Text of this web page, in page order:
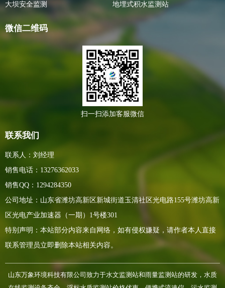
大坝安全监测
地埋式积水监测站
微信二维码
扫一扫添加客服微信
联系我们
联系人：刘经理
销售电话：13276362033
销售QQ：1294284350
公司地址：山东省潍坊高新区新城街道玉清社区光电路155号潍坊高新
区光电产业加速器（一期）1号楼301
特别声明：本站部分内容来自网络，如有侵权嫌疑，请作者本人直接
联系管理员立即删除本站相关内容。
山东万象环境科技有限公司致力于水文监测站和雨量监测站的研发，水质